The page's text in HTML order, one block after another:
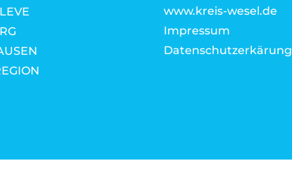
www.kreis-wesel.de
Impressum
Datenschutzerkärung